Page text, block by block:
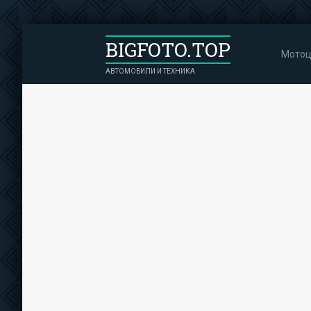
BIGFOTO.TOP
АВТОМОБИЛИ И ТЕХНИКА